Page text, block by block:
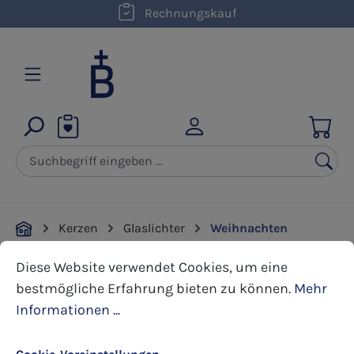
Zum Hauptinhalt springen
kostenloser Versand innerhalb D ab 50,00 €
Rechnungskauf
Kerzen Glaslichter Weihnachten
Bildergalerie überspringen
Cookie-Voreinstellungen
Diese Website verwendet Cookies, um eine
Diese Website verwendet Cookies, um eine
bestmögliche Erfahrung bieten zu können. Mehr
Informationen ...